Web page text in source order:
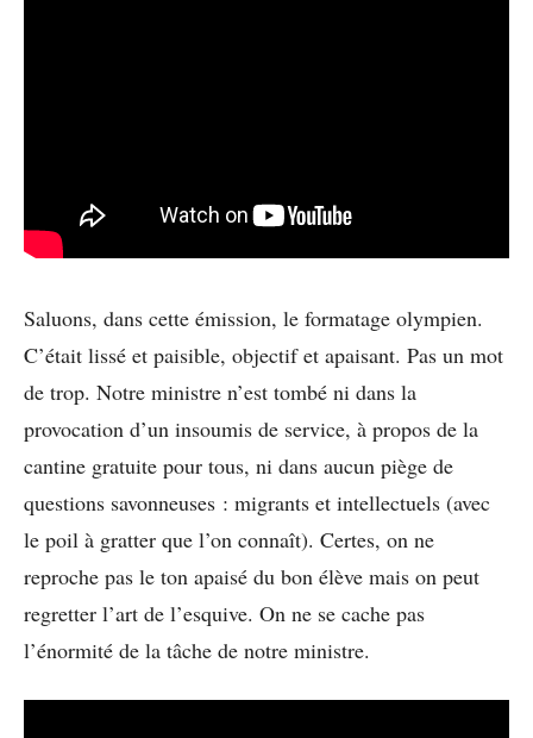
Saluons, dans cette émission, le formatage olympien.
C’était lissé et paisible, objectif et apaisant. Pas un mot
de trop. Notre ministre n’est tombé ni dans la
provocation d’un insoumis de service, à propos de la
cantine gratuite pour tous, ni dans aucun piège de
questions savonneuses : migrants et intellectuels (avec
le poil à gratter que l’on connaît). Certes, on ne
reproche pas le ton apaisé du bon élève mais on peut
regretter l’art de l’esquive. On ne se cache pas
l’énormité de la tâche de notre ministre.